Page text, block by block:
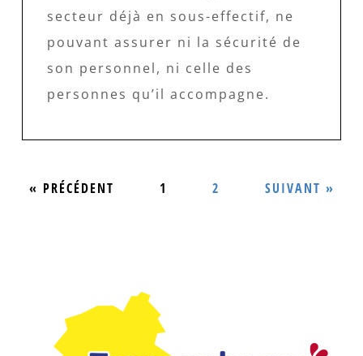
secteur déjà en sous-effectif, ne
pouvant assurer ni la sécurité de
son personnel, ni celle des
personnes qu’il accompagne.
« PRÉCÉDENT 1 2 SUIVANT »